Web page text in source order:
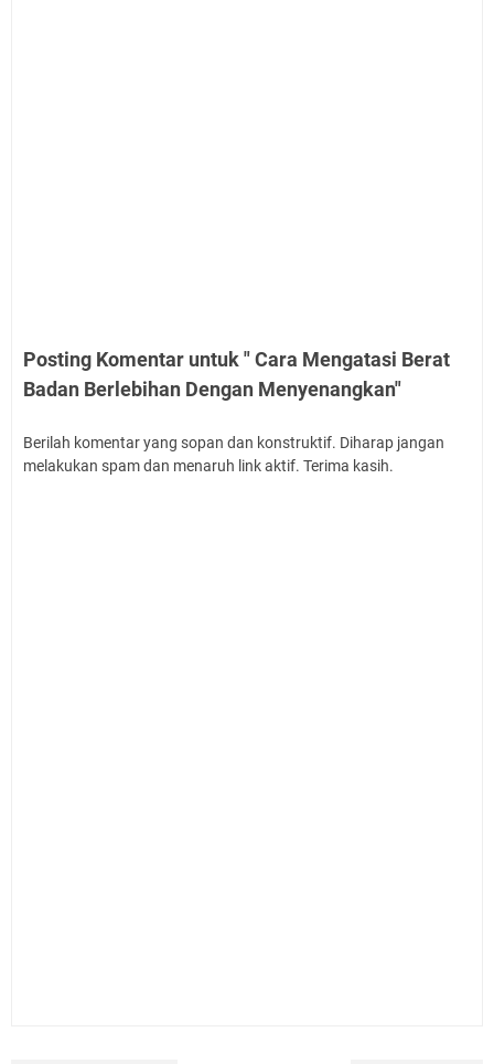
Posting Komentar untuk " Cara Mengatasi Berat
Badan Berlebihan Dengan Menyenangkan"
Berilah komentar yang sopan dan konstruktif. Diharap jangan
melakukan spam dan menaruh link aktif. Terima kasih.